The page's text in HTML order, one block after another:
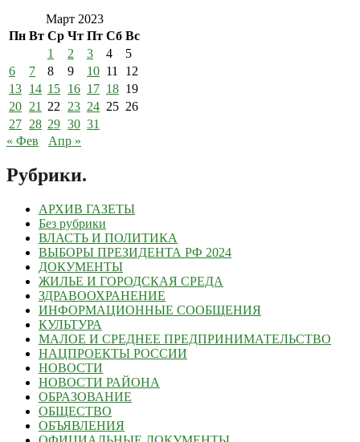
Март 2023
Пн Вт Ср Чт Пт Сб Вс
1
2 3 4
5
6
7 8 9 10 11
12
13 14 15 16 17 18 19
20 21 22 23 24 25 26
27 28 29 30 31
« Фев
Апр »
Рубрики.
АРХИВ ГАЗЕТЫ
Без рубрики
ВЛАСТЬ И ПОЛИТИКА
ВЫБОРЫ ПРЕЗИДЕНТА РФ 2024
ДОКУМЕНТЫ
ЖИЛЬЕ И ГОРОДСКАЯ СРЕДА
ЗДРАВООХРАНЕНИЕ
ИНФОРМАЦИОННЫЕ СООБЩЕНИЯ
КУЛЬТУРА
МАЛОЕ И СРЕДНЕЕ ПРЕДПРИНИМАТЕЛЬСТВО
НАЦПРОЕКТЫ РОССИИ
НОВОСТИ
НОВОСТИ РАЙОНА
ОБРАЗОВАНИЕ
ОБЩЕСТВО
ОБЪЯВЛЕНИЯ